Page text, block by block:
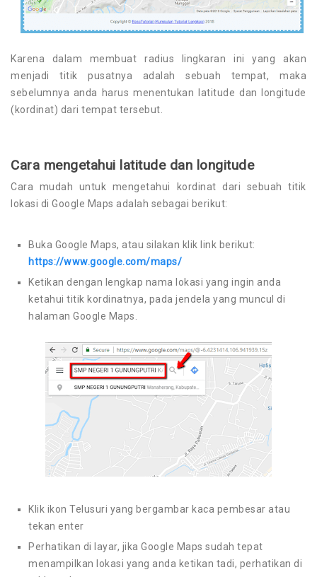
Karena dalam membuat radius lingkaran ini yang akan
menjadi titik pusatnya adalah sebuah tempat, maka
sebelumnya anda harus menentukan latitude dan longitude
(kordinat) dari tempat tersebut.
Cara mengetahui latitude dan longitude
Cara mudah untuk mengetahui kordinat dari sebuah titik
lokasi di Google Maps adalah sebagai berikut:
Buka Google Maps, atau silakan klik link berikut:
https://www.google.com/maps/
Ketikan dengan lengkap nama lokasi yang ingin anda
ketahui titik kordinatnya, pada jendela yang muncul di
halaman Google Maps.
Klik ikon Telusuri yang bergambar kaca pembesar atau
tekan enter
Perhatikan di layar, jika Google Maps sudah tepat
menampilkan lokasi yang anda ketikan tadi, perhatikan di